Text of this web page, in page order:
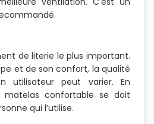
de literie le plus important.
et de son confort, la qualité
utilisateur peut varier. En
matelas confortable se doit
qui l’utilise.